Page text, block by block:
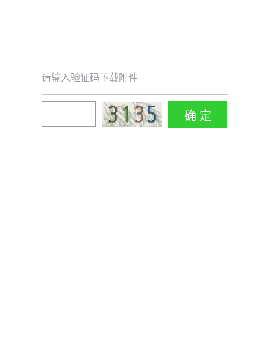
请输入验证码下载附件